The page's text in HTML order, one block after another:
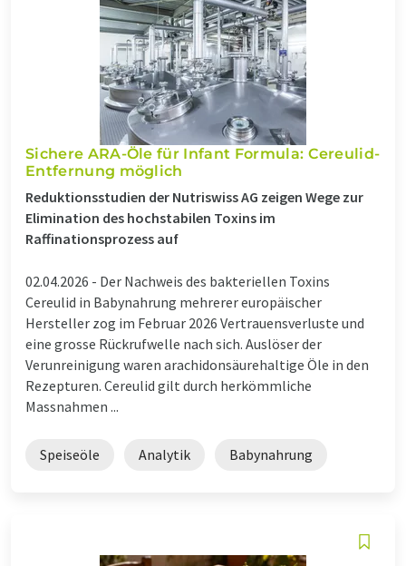
Sichere ARA-Öle für Infant Formula: Cereulid-
Entfernung möglich
Reduktionsstudien der Nutriswiss AG zeigen Wege zur
Elimination des hochstabilen Toxins im
Raffinationsprozess auf
02.04.2026 - Der Nachweis des bakteriellen Toxins
Cereulid in Babynahrung mehrerer europäischer
Hersteller zog im Februar 2026 Vertrauensverluste und
eine grosse Rückrufwelle nach sich. Auslöser der
Verunreinigung waren arachidonsäurehaltige Öle in den
Rezepturen. Cereulid gilt durch herkömmliche
Massnahmen ...
Speiseöle Analytik Babynahrung